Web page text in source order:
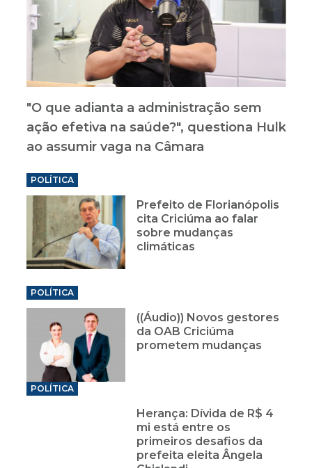
"O que adianta a administração sem
ação efetiva na saúde?", questiona Hulk
ao assumir vaga na Câmara
POLÍTICA
Prefeito de Florianópolis
cita Criciúma ao falar
sobre mudanças
climáticas
POLÍTICA
((Áudio)) Novos gestores
da OAB Criciúma
prometem mudanças
POLÍTICA
Herança: Dívida de R$ 4
mi está entre os
primeiros desafios da
prefeita eleita Ângela